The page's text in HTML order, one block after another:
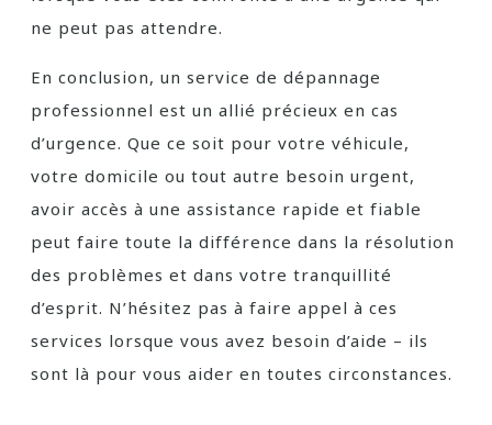
ne peut pas attendre.
En conclusion, un service de dépannage
professionnel est un allié précieux en cas
d’urgence. Que ce soit pour votre véhicule,
votre domicile ou tout autre besoin urgent,
avoir accès à une assistance rapide et fiable
peut faire toute la différence dans la résolution
des problèmes et dans votre tranquillité
d’esprit. N’hésitez pas à faire appel à ces
services lorsque vous avez besoin d’aide – ils
sont là pour vous aider en toutes circonstances.